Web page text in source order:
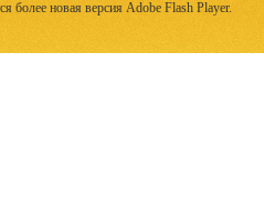
более новая версия Adobe Flash Player.